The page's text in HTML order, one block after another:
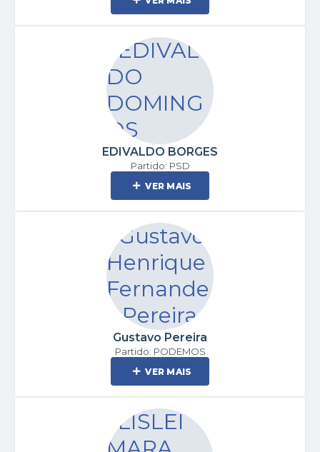
EDIVALDO BORGES
Partido: PSD
VER MAIS
Gustavo Pereira
Partido: PODEMOS
VER MAIS